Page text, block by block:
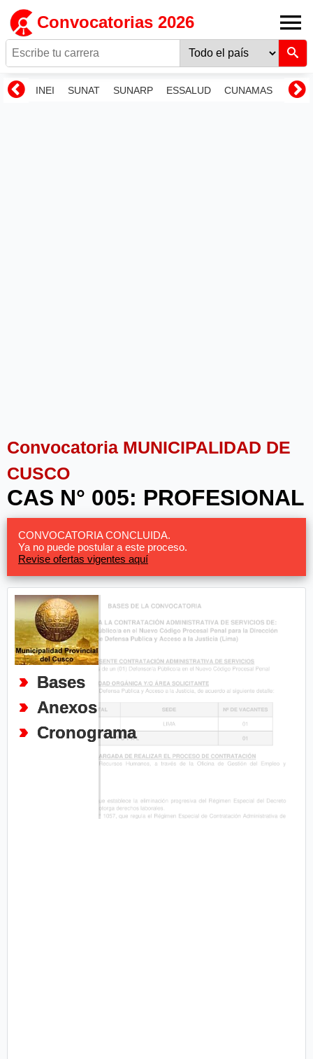
Convocatorias 2026
INEI SUNAT SUNARP ESSALUD CUNAMAS
Convocatoria MUNICIPALIDAD DE
CUSCO
CAS N° 005: PROFESIONAL
CONVOCATORIA CONCLUIDA.
Ya no puede postular a este proceso.
Revise ofertas vigentes aquí
Bases
Anexos
Cronograma